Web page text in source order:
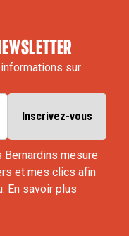
sur
mesure
et mes clics afin
En savoir plus